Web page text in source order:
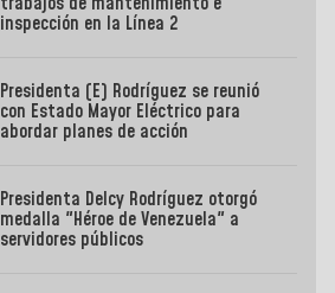
inspección en la Línea 2
Presidenta (E) Rodríguez se reunió
con Estado Mayor Eléctrico para
abordar planes de acción
Presidenta Delcy Rodríguez otorgó
medalla "Héroe de Venezuela" a
servidores públicos